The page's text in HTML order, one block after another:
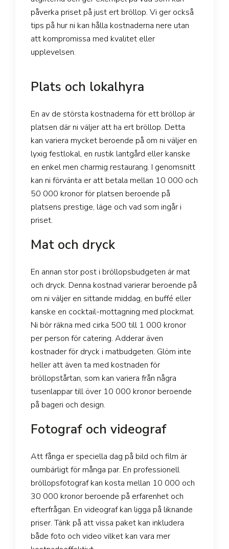
påverka priset på just ert bröllop. Vi ger också
tips på hur ni kan hålla kostnaderna nere utan
att kompromissa med kvalitet eller
upplevelsen.
Plats och lokalhyra
En av de största kostnaderna för ett bröllop är
platsen där ni väljer att ha ert bröllop. Detta
kan variera mycket beroende på om ni väljer en
lyxig festlokal, en rustik lantgård eller kanske
en enkel men charmig restaurang. I genomsnitt
kan ni förvänta er att betala mellan 10 000 och
50 000 kronor för platsen beroende på
platsens prestige, läge och vad som ingår i
priset.
Mat och dryck
En annan stor post i bröllopsbudgeten är mat
och dryck. Denna kostnad varierar beroende på
om ni väljer en sittande middag, en buffé eller
kanske en cocktail-mottagning med plockmat.
Ni bör räkna med cirka 500 till 1 000 kronor
per person för catering. Adderar även
kostnader för dryck i matbudgeten. Glöm inte
heller att även ta med kostnaden för
bröllopstårtan, som kan variera från några
tusenlappar till över 10 000 kronor beroende
på bageri och design.
Fotograf och videograf
Att fånga er speciella dag på bild och film är
oumbärligt för många par. En professionell
bröllopsfotograf kan kosta mellan 10 000 och
30 000 kronor beroende på erfarenhet och
efterfrågan. En videograf kan ligga på liknande
priser. Tänk på att vissa paket kan inkludera
både foto och video vilket kan vara mer